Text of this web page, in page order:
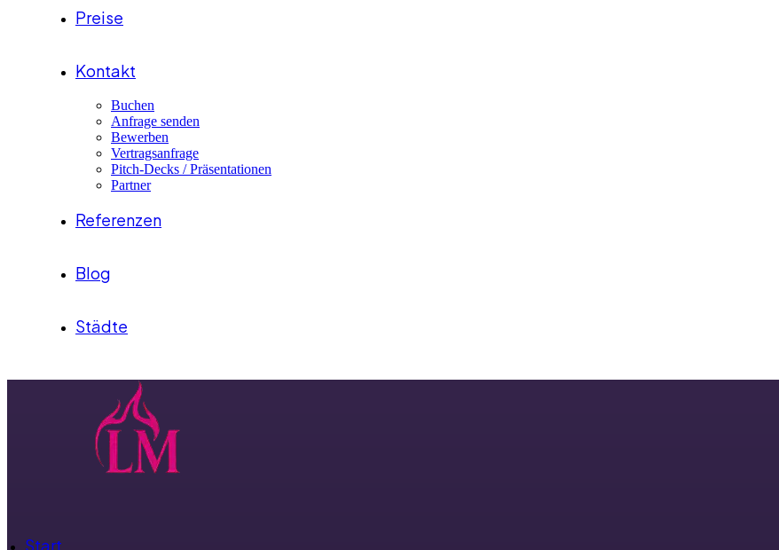
Preise
Kontakt
Buchen
Anfrage senden
Bewerben
Vertragsanfrage
Pitch-Decks / Präsentationen
Partner
Referenzen
Blog
Städte
Start